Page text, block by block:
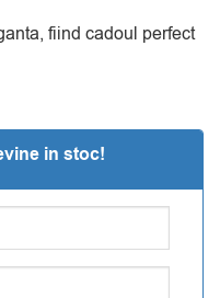
fiind cadoul perfect
in stoc!